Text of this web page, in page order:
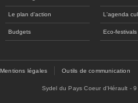
Le plan d'action
Budgets
L'agenda
Eco-festivals
Mentions légales Outils de communication
Sydel du Pays Coeur d'Hérault -